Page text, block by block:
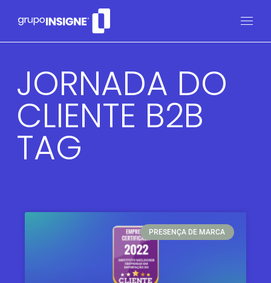
JORNADA DO
CLIENTE B2B
TAG
PRESENÇA DE MARCA